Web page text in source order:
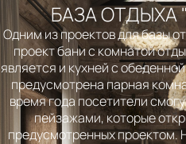
БАЗА ОТДЫХА
Одним из проектов для базы
проект бани с комнатой
является и кухней с
предусмотрена парная
время года посетители
пейзажами, которые
предусмотренных проектом.